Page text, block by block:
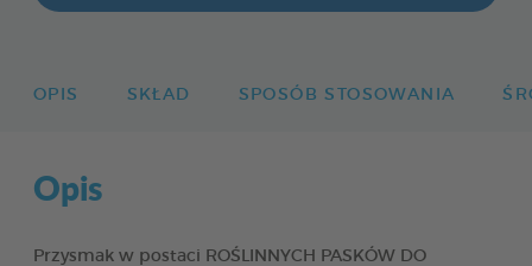
OPIS SKŁAD SPOSÓB STOSOWANIA
Opis
Przysmak w postaci ROŚLINNYCH PASKÓW DO